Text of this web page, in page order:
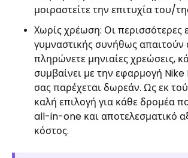
μοιραστείτε την επιτυχία του/
Χωρίς χρέωση: Οι περισσότερες
γυμναστικής συνήθως απαιτούν
πληρώνετε μηνιαίες χρεώσεις,
συμβαίνει με την εφαρμογή
σας παρέχεται δωρεάν. Ως εκ
καλή επιλογή για κάθε δρομέα
all-in-one και αποτελεσματικό
κόστος.